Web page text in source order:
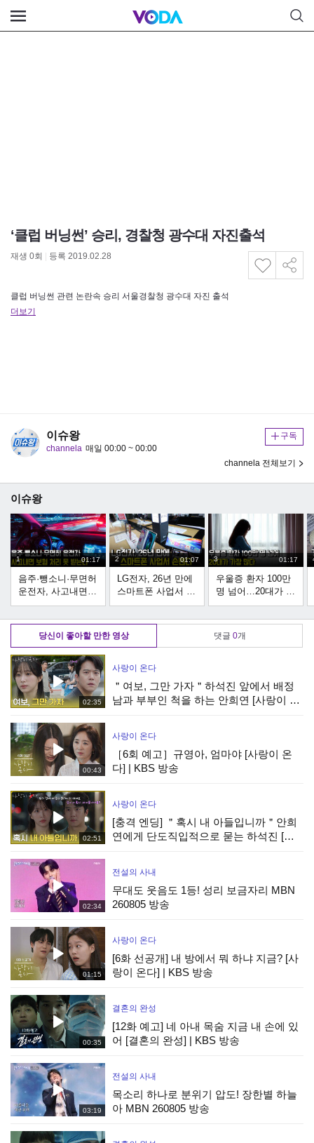
‘클럽 버닝썬’ 승리, 경찰청 광수대 자진출석
재생 0회 등록 2019.02.28
클럽 버닝썬 관련 논란속 승리 서울경찰청 광수대 자진 출석
더보기
이슈왕
channela 매일 00:00 ~ 00:00
구독
channela 전체보기
이슈왕
1 01:17
음주·뺑소니·무면허
운전자, 사고내면
보험 처리 못 받는
다
2 01:07
LG전자, 26년 만에
스마트폰 사업서 손
떼
3 01:17
우울증 환자 100만
명 넘어…20대가 가
장 많다
당신이 좋아할 만한 영상 댓글 0개
02:35
사랑이 온다
＂여보, 그만 가자＂하석진 앞에서 배정
남과 부부인 척을 하는 안희연 [사랑이 온
00:43
사랑이 온다
［6회 예고］규영아, 엄마야 [사랑이 온
다] | KBS 방송
02:51
사랑이 온다
[충격 엔딩] ＂혹시 내 아들입니까＂안희
연에게 단도직입적으로 묻는 하석진 [사
02:34
전설의 사내
무대도 웃음도 1등! 성리 보금자리 MBN
260805 방송
01:15
사랑이 온다
[6화 선공개] 내 방에서 뭐 하냐 지금? [사
랑이 온다] | KBS 방송
00:35
결혼의 완성
[12화 예고] 네 아내 목숨 지금 내 손에 있
어 [결혼의 완성] | KBS 방송
03:19
전설의 사내
목소리 하나로 분위기 압도! 장한별 하늘
아 MBN 260805 방송